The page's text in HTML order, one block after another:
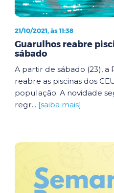
21/10/2021, às 11:38
Guarulhos reabre
sábado
A partir de sábado (23),
reabre as piscinas dos
população. A novidade
regr... [saiba mais]